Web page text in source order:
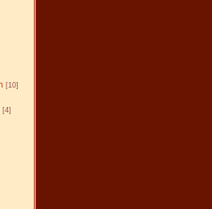
[10]
[4]